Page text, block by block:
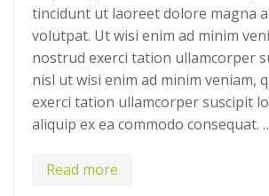
tincidunt ut laoreet dolore magna
volutpat. Ut wisi enim ad minim
nostrud exerci tation ullamcorper
nisl ut wisi enim ad minim veniam,
exerci tation ullamcorper suscipit
aliquip ex ea commodo consequat.
Read more